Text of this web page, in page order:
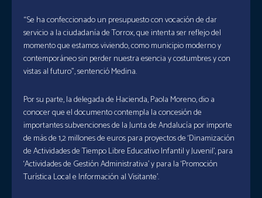
“Se ha confeccionado un presupuesto con vocación de dar
servicio a la ciudadanía de Torrox, que intenta ser reflejo del
momento que estamos viviendo, como municipio moderno y
contemporáneo sin perder nuestra esencia y costumbres y con
vistas al futuro”, sentenció Medina.
Por su parte, la delegada de Hacienda, Paola Moreno, dio a
conocer que el documento contempla la concesión de
importantes subvenciones de la Junta de Andalucía por importe
de más de 1,2 millones de euros para proyectos de ‘Dinamización
de Actividades de Tiempo Libre Educativo Infantil y Juvenil’, para
‘Actividades de Gestión Administrativa’ y para la ‘Promoción
Turística Local e Información al Visitante’.